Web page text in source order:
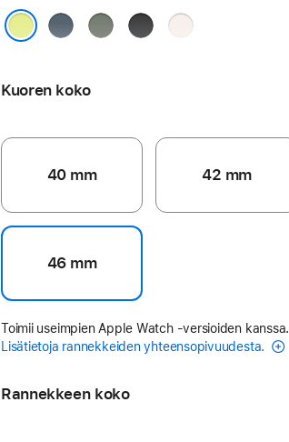
Ankkurinsininen
Vihreänharmaa
MustaPunan­
Kuoren koko
40 mm 42 mm
46 mm
Toimii useimpien Apple Watch ‑versioiden kanssa.
Lisätietoja rannekkeiden yhteensopivuudesta.
Rannekkeen koko